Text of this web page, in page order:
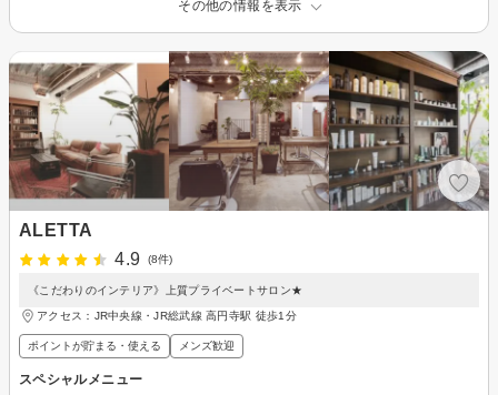
その他の情報を表示
ALETTA
4.9
(8件)
《こだわりのインテリア》上質プライベートサロン★
アクセス：JR中央線・JR総武線 高円寺駅 徒歩1分
ポイントが貯まる・使える メンズ歓迎
スペシャルメニュー